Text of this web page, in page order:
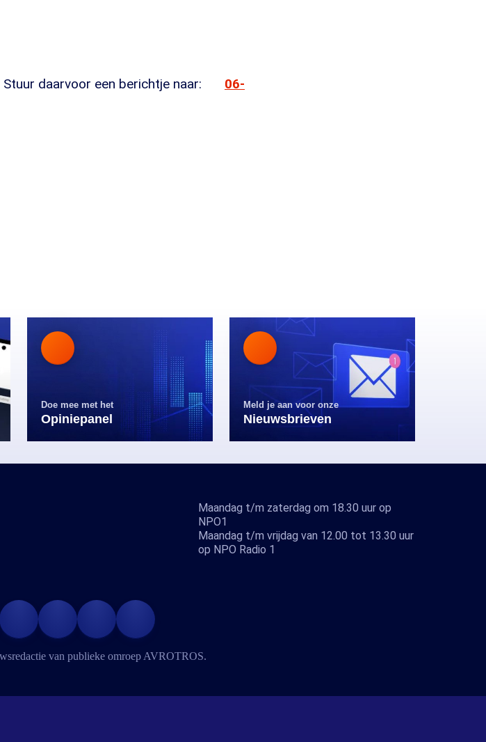
daarvoor een berichtje naar:
06-
Doe mee met het
Opiniepanel
Meld je aan voor onze
Nieuwsbrieven
Maandag t/m zaterdag om 18.30 uur op
NPO1
Maandag t/m vrijdag van 12.00 tot 13.30 uur
op NPO Radio 1
van publieke omroep AVROTROS.